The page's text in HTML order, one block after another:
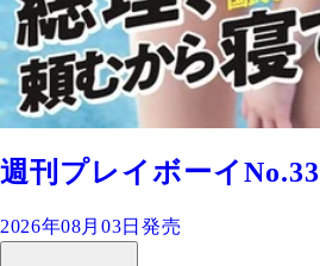
週刊プレイボーイNo.33
2026年08月03日発売